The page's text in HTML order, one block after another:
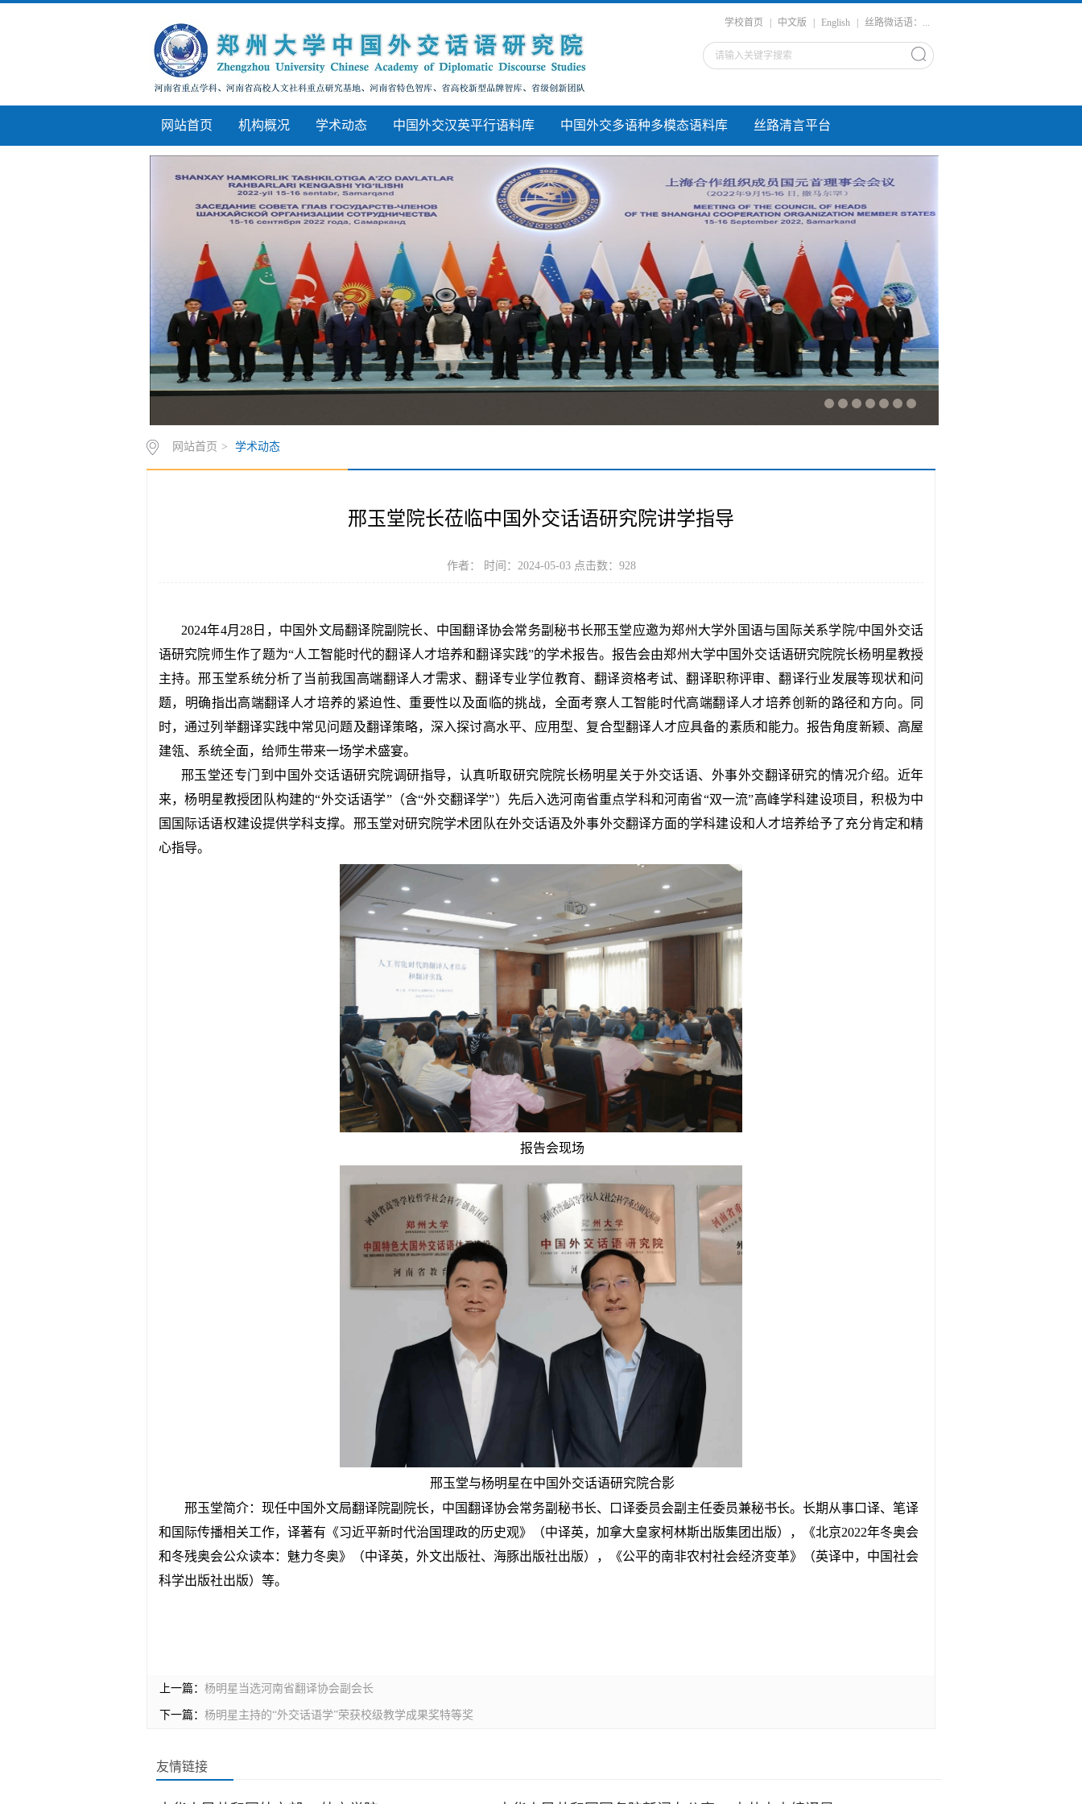
学校首页 中文版 English 丝路微话语：...
网站首页 机构概况 学术动态 中国外交汉英平行语料库 中国外交多语种多模态语料库 丝路清言平台
网站首页 > 学术动态
邢玉堂院长莅临中国外交话语研究院讲学指导
作者： 时间：2024-05-03 点击数： 928
2024年4月28日，中国外文局翻译院副院长、中国翻译协会常务副秘书长邢玉堂应邀为郑州大学外国语与国际关系学院/中国外交话
语研究院师生作了题为“人工智能时代的翻译人才培养和翻译实践”的学术报告。报告会由郑州大学中国外交话语研究院院长杨明星教授
主持。邢玉堂系统分析了当前我国高端翻译人才需求、翻译专业学位教育、翻译资格考试、翻译职称评审、翻译行业发展等现状和问
题，明确指出高端翻译人才培养的紧迫性、重要性以及面临的挑战，全面考察人工智能时代高端翻译人才培养创新的路径和方向。同
时，通过列举翻译实践中常见问题及翻译策略，深入探讨高水平、应用型、复合型翻译人才应具备的素质和能力。报告角度新颖、高屋
建瓴、系统全面，给师生带来一场学术盛宴。
邢玉堂还专门到中国外交话语研究院调研指导，认真听取研究院院长杨明星关于外交话语、外事外交翻译研究的情况介绍。近年
来，杨明星教授团队构建的“外交话语学”（含“外交翻译学”）先后入选河南省重点学科和河南省“双一流”高峰学科建设项目，积极为中
国国际话语权建设提供学科支撑。邢玉堂对研究院学术团队在外交话语及外事外交翻译方面的学科建设和人才培养给予了充分肯定和精
心指导。
报告会现场
邢玉堂与杨明星在中国外交话语研究院合影
邢玉堂简介：现任中国外文局翻译院副院长，中国翻译协会常务副秘书长、口译委员会副主任委员兼秘书长。长期从事口译、笔译
和国际传播相关工作，译著有《习近平新时代治国理政的历史观》（中译英，加拿大皇家柯林斯出版集团出版），《北京2022年冬奥会
和冬残奥会公众读本：魅力冬奥》（中译英，外文出版社、海豚出版社出版），《公平的南非农村社会经济变革》（英译中，中国社会
科学出版社出版）等。
上一篇： 杨明星当选河南省翻译协会副会长
下一篇： 杨明星主持的“外交话语学”荣获校级教学成果奖特等奖
友情链接